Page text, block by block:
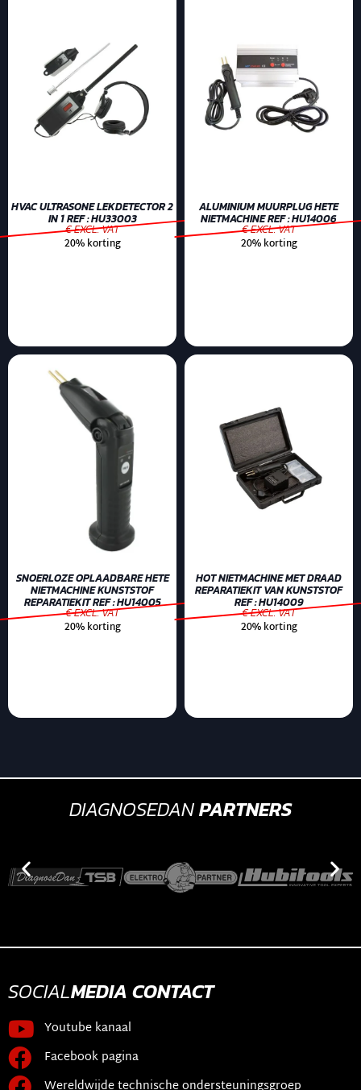
HVAC ULTRASONE LEKDETECTOR 2
IN 1 REF : HU33003
€ EXCL. VAT
20% korting
ALUMINIUM MUURPLUG HETE
NIETMACHINE REF : HU14006
€ EXCL. VAT
20% korting
SNOERLOZE OPLAADBARE HETE
NIETMACHINE KUNSTSTOF
REPARATIEKIT REF : HU14005
€ EXCL. VAT
20% korting
HOT NIETMACHINE MET DRAAD
REPARATIEKIT VAN KUNSTSTOF
REF : HU14009
€ EXCL. VAT
20% korting
DIAGNOSEDANPARTNERS
SOCIALMEDIA CONTACT
Youtube kanaal
Facebook pagina